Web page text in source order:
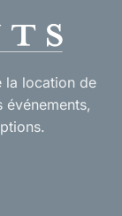
la location de